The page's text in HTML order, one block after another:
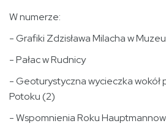
W numerze:
- Grafiki Zdzisława Milacha w
- Pałac w Rudnicy
- Geoturystyczna wycieczka wokół
Potoku (2)
- Wspomnienia Roku